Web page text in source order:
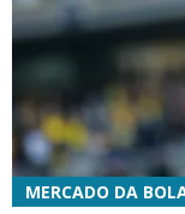
MERCADO DA